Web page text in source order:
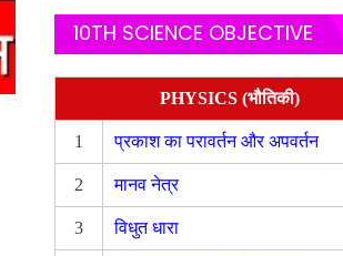
10TH SCIENCE OBJECTIVE
PHYSICS (भौतिकी)
1 प्रकाश का परावर्तन और अपवर्तन
2 मानव नेत्र
3 विधुत धारा